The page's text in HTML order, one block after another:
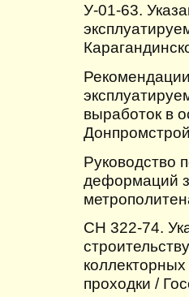
У-01-63.
выработок в
Руководство
деформаций
СН 322-74.
проходки /